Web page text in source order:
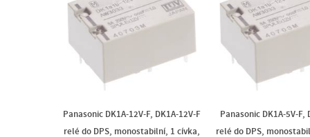
Panasonic DK1A-12V-F, DK1A-12V-F
relé do DPS, monostabilní, 1 cívka,
Panasonic DK1A-5V-F,
relé do DPS,